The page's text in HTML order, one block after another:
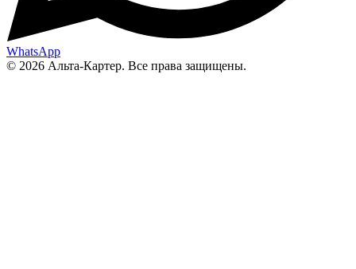
WhatsApp
© 2026 Альта-Картер. Все права защищены.